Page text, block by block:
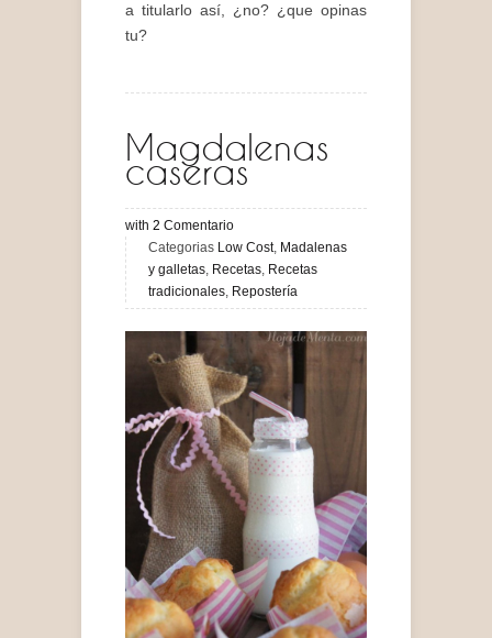
a titularlo así, ¿no? ¿que opinas
tu?
Magdalenas
caseras
with 2 Comentario
Categorias Low Cost, Madalenas
y galletas, Recetas, Recetas
tradicionales, Repostería